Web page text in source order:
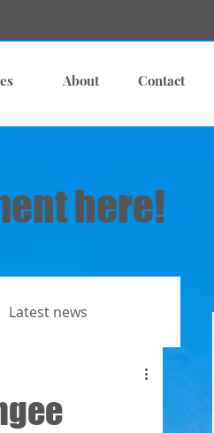
About Contact
here!
Latest news